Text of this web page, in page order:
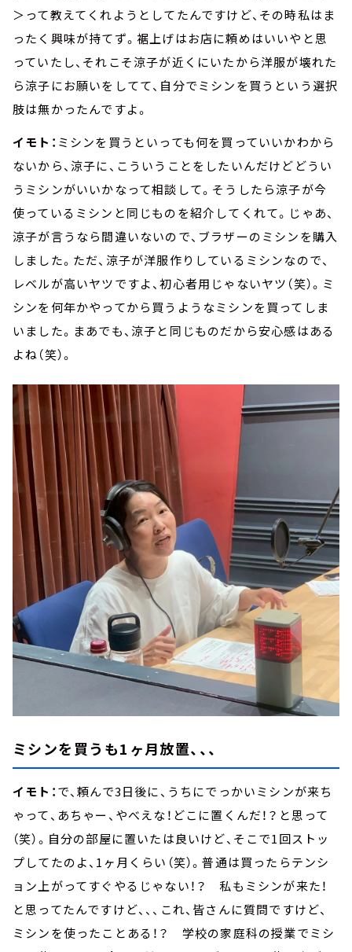
＞って教えてくれようとしてたんですけど、その時私はま
ったく興味が持てず。裾上げはお店に頼めはいいやと思
っていたし、それこそ涼子が近くにいたから洋服が壊れた
ら涼子にお願いをしてて、自分でミシンを買うという選択
肢は無かったんですよ。
イモト： ミシンを買うといっても何を買っていいかわから
ないから、涼子に、こういうことをしたいんだけどどうい
うミシンがいいかなって相談して。そうしたら涼子が今
使っているミシンと同じものを紹介してくれて。じゃあ、
涼子が言うなら間違いないので、ブラザーのミシンを購入
しました。ただ、涼子が洋服作りしているミシンなので、
レベルが高いヤツですよ、初心者用じゃないヤツ（笑）。ミ
シンを何年かやってから買うようなミシンを買ってしま
いました。まあでも、涼子と同じものだから安心感はある
よね（笑）。
ミシンを買うも1ヶ月放置、、、
イモト：で、頼んで3日後に、うちにでっかいミシンが来ち
ゃって、あちゃー、やべえな！どこに置くんだ！？と思って
（笑）。自分の部屋に置いたは良いけど、そこで1回ストッ
プしてたのよ、1ヶ月くらい（笑）。普通は買ったらテンシ
ョン上がってすぐやるじゃない！？ 私もミシンが来た！
と思ってたんですけど、、、これ、皆さんに質問ですけど、
ミシンを使ったことある！？ 学校の家庭科の授業でミシ